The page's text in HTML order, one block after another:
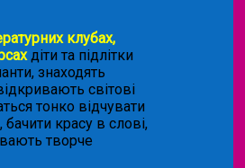
клубах,
діти та підлітки
знаходять
світові
тонко відчувати
красу в слові,
творче